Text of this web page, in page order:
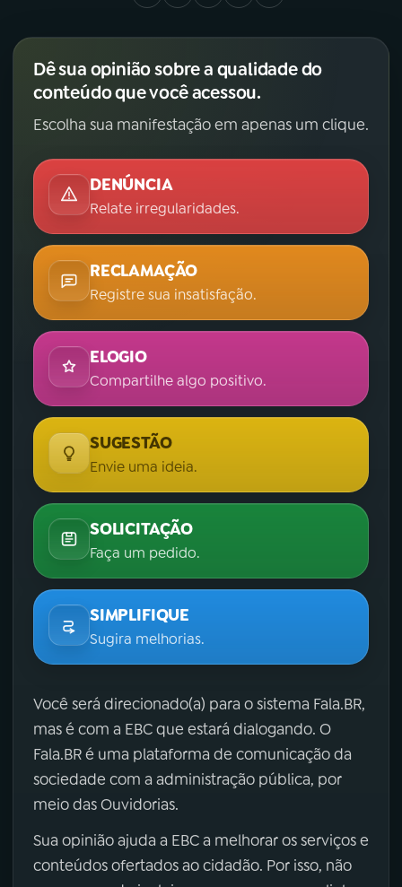
Dê sua opinião sobre a qualidade do
conteúdo que você acessou.
Escolha sua manifestação em apenas um clique.
DENÚNCIA
Relate irregularidades.
RECLAMAÇÃO
Registre sua insatisfação.
ELOGIO
Compartilhe algo positivo.
SUGESTÃO
Envie uma ideia.
SOLICITAÇÃO
Faça um pedido.
SIMPLIFIQUE
Sugira melhorias.
Você será direcionado(a) para o sistema Fala.BR,
mas é com a EBC que estará dialogando. O
Fala.BR é uma plataforma de comunicação da
sociedade com a administração pública, por
meio das Ouvidorias.
Sua opinião ajuda a EBC a melhorar os serviços e
conteúdos ofertados ao cidadão. Por isso, não